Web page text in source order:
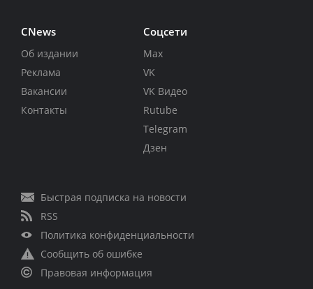
CNews
Об издании
Реклама
Вакансии
Контакты
Соцсети
Max
VK
VK Видео
Rutube
Telegram
Дзен
Быстрая подписка на новости
RSS
Политика конфиденциальности
Сообщить об ошибке
Правовая информация